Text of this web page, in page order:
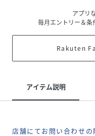
アプリ
毎月エントリー＆条
Rakuten
アイテム説明
店舗にてお問い合わせ